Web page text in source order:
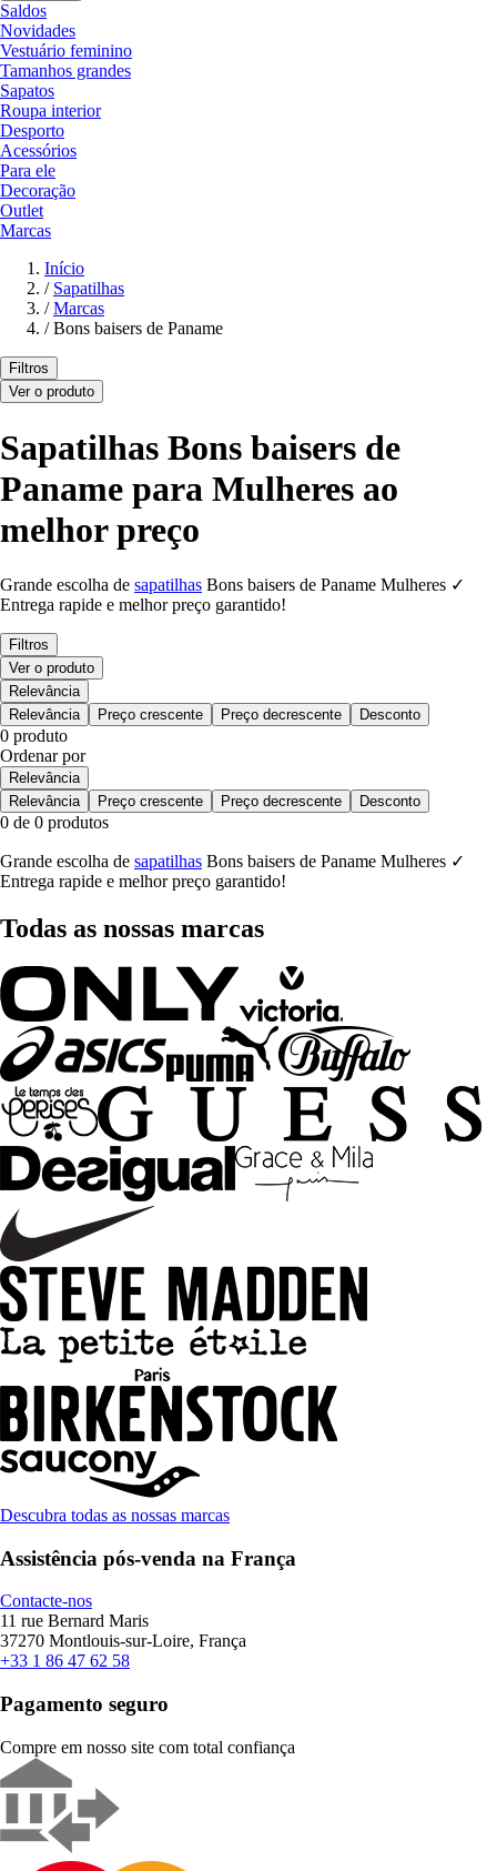
Saldos
Novidades
Vestuário feminino
Tamanhos grandes
Sapatos
Roupa interior
Desporto
Acessórios
Para ele
Decoração
Outlet
Marcas
Início
/ Sapatilhas
/ Marcas
/ Bons baisers de Paname
Filtros
Ver o produto
Sapatilhas Bons baisers de
Paname para Mulheres ao
melhor preço
Grande escolha de sapatilhas Bons baisers de Paname Mulheres ✓
Entrega rapide e melhor preço garantido!
Filtros
Ver o produto
Relevância
Relevância
Preço crescente Preço decrescente Desconto
0 produto
Ordenar por
Relevância
Relevância
Preço crescente Preço decrescente Desconto
0 de 0 produtos
Grande escolha de sapatilhas Bons baisers de Paname Mulheres ✓
Entrega rapide e melhor preço garantido!
Todas as nossas marcas
Descubra todas as nossas marcas
Assistência pós-venda na França
Contacte-nos
11 rue Bernard Maris
37270 Montlouis-sur-Loire, França
+33 1 86 47 62 58
Pagamento seguro
Compre em nosso site com total confiança